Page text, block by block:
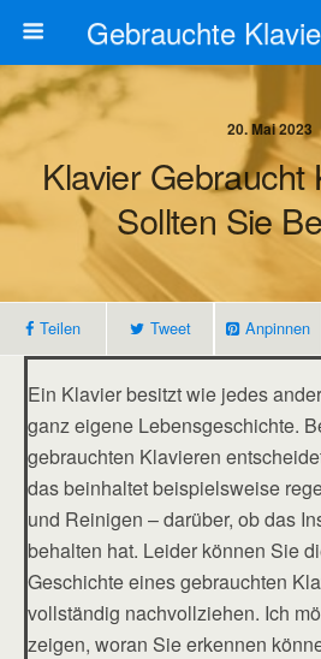
20. Mai 2023
Klavier Gebraucht
Sollten Sie
Teilen Tweet Anpinnen
Ein Klavier besitzt wie jedes
ganz eigene Lebensgeschichte.
gebrauchten Klavieren
das beinhaltet beispielsweise
und Reinigen – darüber, ob das
behalten hat. Leider können Sie
Geschichte eines gebrauchten
vollständig nachvollziehen. Ich
zeigen, woran Sie erkennen